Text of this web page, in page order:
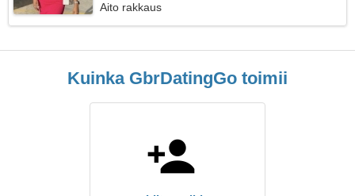
Aito rakkaus
Kuinka GbrDatingGo toimii